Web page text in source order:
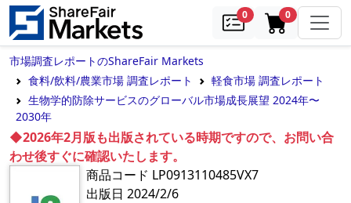
0samples0in cart
市場調査レポートのShareFair Markets
食料/飲料/農業市場 調査レポート
軽食市場 調査レポート
生物学的防除サービスのグローバル市場成長展望 2024年〜
2030年
◆2026年2月版も出版されている時期ですので、お問い合
わせ後すぐに確認いたします。
商品コード LP0913110485VX7
出版日 2024/2/6